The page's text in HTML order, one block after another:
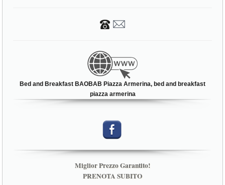
Bed and Breakfast BAOBAB Piazza Armerina, bed and breakfast
piazza armerina
Miglior Prezzo Garantito!
PRENOTA SUBITO